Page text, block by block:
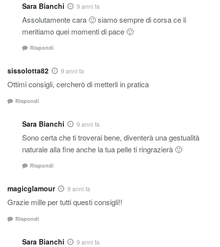
Sara Bianchi 9 anni fa
Assolutamente cara 🙂 siamo sempre di corsa ce li
meritiamo quei momenti di pace 🙂
Rispondi
sissolotta82 9 anni fa
Ottimi consigli, cercherò di metterli in pratica
Rispondi
Sara Bianchi 9 anni fa
Sono certa che ti troverai bene, diventerà una gestualità
naturale alla fine anche la tua pelle ti ringrazierà 🙂
Rispondi
magicglamour 9 anni fa
Grazie mille per tutti questi consigli!!
Rispondi
Sara Bianchi 9 anni fa